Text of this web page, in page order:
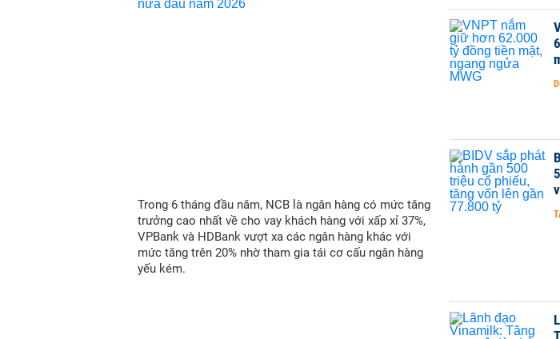
Trong 6 tháng đầu năm, NCB là ngân hàng có mức tăng
trưởng cao nhất về cho vay khách hàng với xấp xỉ 37%,
VPBank và HDBank vượt xa các ngân hàng khác với
mức tăng trên 20% nhờ tham gia tái cơ cấu ngân hàng
yếu kém.